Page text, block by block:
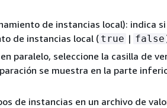
de instancias local): indica
de instancias local ( true | false
paralelo, seleccione la casilla de
se muestra en la parte
de instancias en un archivo de